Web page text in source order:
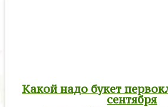
Какой надо букет
сентября